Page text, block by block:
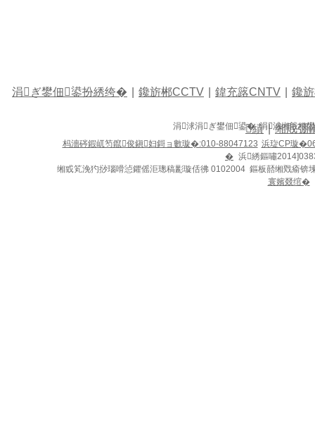
涓ぎ鐢佃鍙扮綉绔� 鑱旂郴CCTV 鍏充簬CNTV 鑱
績 | 缃戝弸
涓浗涓ぎ鐢佃鍙� 涓浗缃戠粶
杩濇硶鍜屼笉鑹俊鎭妇鎶ョ數璇�:010-88047123 浜琁CP璇
� 浜綉鏂嘯
缃戜笂浼犳挱瑙嗗惉鑺傜洰璁稿彲璇佸彿 0102004 鏂板嚭缃戣瘉
寰嬪叕绾�